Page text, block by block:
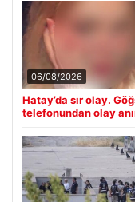
06/08/2026
Hatay’da sır olay.
telefonundan olay